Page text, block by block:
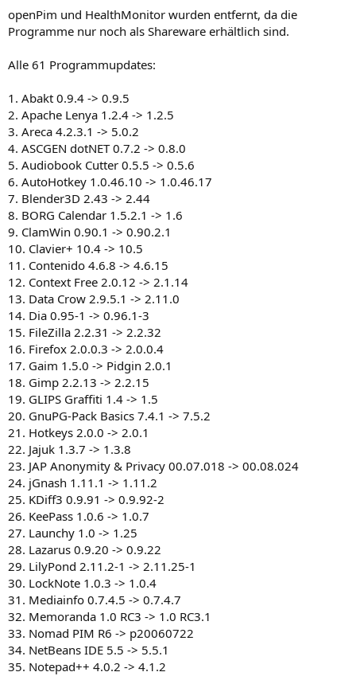
openPim und HealthMonitor wurden entfernt, da die
Programme nur noch als Shareware erhältlich sind.
Alle 61 Programmupdates:
1. Abakt 0.9.4 -> 0.9.5
2. Apache Lenya 1.2.4 -> 1.2.5
3. Areca 4.2.3.1 -> 5.0.2
4. ASCGEN dotNET 0.7.2 -> 0.8.0
5. Audiobook Cutter 0.5.5 -> 0.5.6
6. AutoHotkey 1.0.46.10 -> 1.0.46.17
7. Blender3D 2.43 -> 2.44
8. BORG Calendar 1.5.2.1 -> 1.6
9. ClamWin 0.90.1 -> 0.90.2.1
10. Clavier+ 10.4 -> 10.5
11. Contenido 4.6.8 -> 4.6.15
12. Context Free 2.0.12 -> 2.1.14
13. Data Crow 2.9.5.1 -> 2.11.0
14. Dia 0.95-1 -> 0.96.1-3
15. FileZilla 2.2.31 -> 2.2.32
16. Firefox 2.0.0.3 -> 2.0.0.4
17. Gaim 1.5.0 -> Pidgin 2.0.1
18. Gimp 2.2.13 -> 2.2.15
19. GLIPS Graffiti 1.4 -> 1.5
20. GnuPG-Pack Basics 7.4.1 -> 7.5.2
21. Hotkeys 2.0.0 -> 2.0.1
22. Jajuk 1.3.7 -> 1.3.8
23. JAP Anonymity & Privacy 00.07.018 -> 00.08.024
24. jGnash 1.11.1 -> 1.11.2
25. KDiff3 0.9.91 -> 0.9.92-2
26. KeePass 1.0.6 -> 1.0.7
27. Launchy 1.0 -> 1.25
28. Lazarus 0.9.20 -> 0.9.22
29. LilyPond 2.11.2-1 -> 2.11.25-1
30. LockNote 1.0.3 -> 1.0.4
31. Mediainfo 0.7.4.5 -> 0.7.4.7
32. Memoranda 1.0 RC3 -> 1.0 RC3.1
33. Nomad PIM R6 -> p20060722
34. NetBeans IDE 5.5 -> 5.5.1
35. Notepad++ 4.0.2 -> 4.1.2